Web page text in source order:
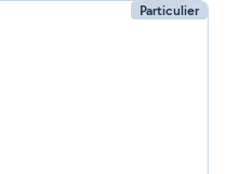
Particulier